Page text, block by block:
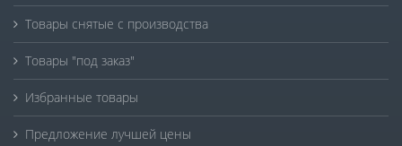
Товары снятые с производства
Товары "под заказ"
Избранные товары
Предложение лучшей цены